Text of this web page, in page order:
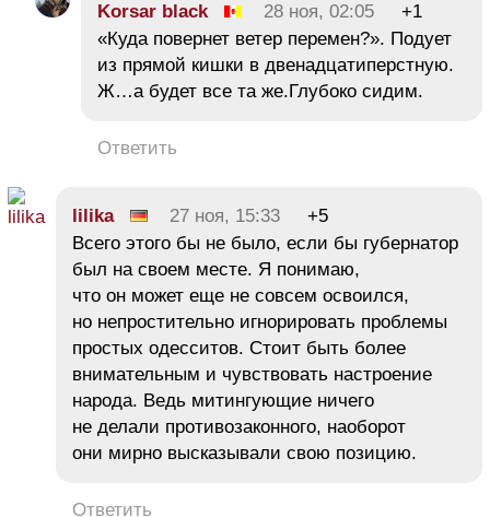
Korsar black 28 ноя, 02:05
+1
«Куда повернет ветер перемен?». Подует
из прямой кишки в двенадцатиперстную.
Ж…а будет все та же.Глубоко сидим.
Ответить
lilika 27 ноя, 15:33
+5
Всего этого бы не было, если бы губернатор
был на своем месте. Я понимаю,
что он может еще не совсем освоился,
но непростительно игнорировать проблемы
простых одесситов. Стоит быть более
внимательным и чувствовать настроение
народа. Ведь митингующие ничего
не делали противозаконного, наоборот
они мирно высказывали свою позицию.
Ответить